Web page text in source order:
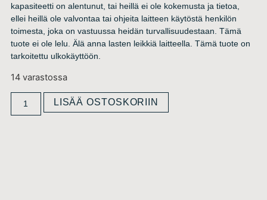
kapasiteetti on alentunut, tai heillä ei ole kokemusta ja tietoa,
ellei heillä ole valvontaa tai ohjeita laitteen käytöstä henkilön
toimesta, joka on vastuussa heidän turvallisuudestaan. Tämä
tuote ei ole lelu. Älä anna lasten leikkiä laitteella. Tämä tuote on
tarkoitettu ulkokäyttöön.
14 varastossa
LISÄÄ OSTOSKORIIN